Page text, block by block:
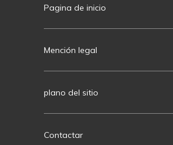
Pagina de inicio
Mención legal
plano del sitio
Contactar